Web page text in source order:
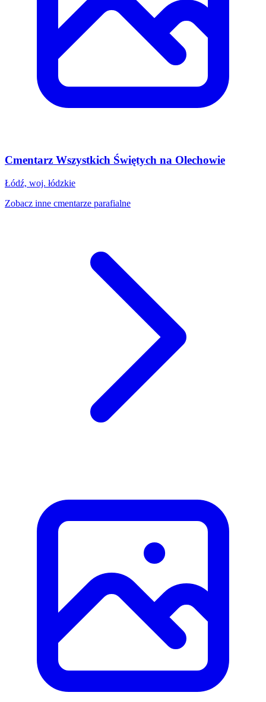
Cmentarz Wszystkich Świętych na Olechowie
Łódź, woj. łódzkie
Zobacz inne cmentarze parafialne